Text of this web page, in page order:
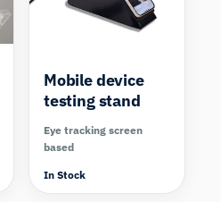
Mobile device
testing stand
Eye tracking screen
based
In Stock